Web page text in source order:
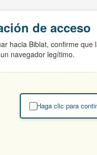
de acceso
hacia Biblat, confirme que
navegador legítimo.
Haga clic para